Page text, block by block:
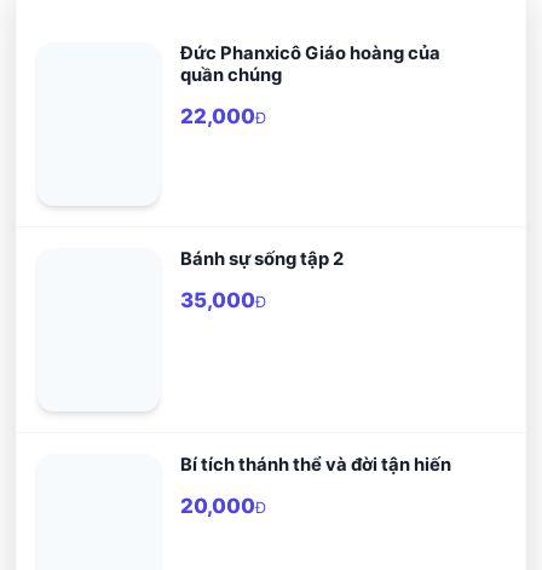
Đức Phanxicô Giáo hoàng của
quần chúng
22,000Đ
Bánh sự sống tập 2
35,000Đ
Bí tích thánh thể và đời tận hiến
20,000Đ